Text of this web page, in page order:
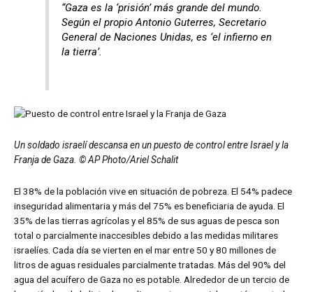
“Gaza es la ‘prisión’ más grande del mundo.
Según el propio Antonio Guterres, Secretario
General de Naciones Unidas, es ‘el infierno en
la tierra’.
Un soldado israelí descansa en un puesto de control entre Israel y la
Franja de Gaza. © AP Photo/Ariel Schalit
El 38% de la población vive en situación de pobreza. El 54% padece
inseguridad alimentaria y más del 75% es beneficiaria de ayuda. El
35% de las tierras agrícolas y el 85% de sus aguas de pesca son
total o parcialmente inaccesibles debido a las medidas militares
israelíes. Cada día se vierten en el mar entre 50 y 80 millones de
litros de aguas residuales parcialmente tratadas. Más del 90% del
agua del acuífero de Gaza no es potable. Alrededor de un tercio de